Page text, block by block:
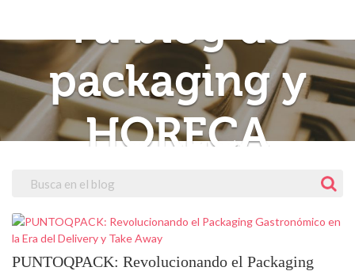
Tu blog de
packaging y
HORECA
PUNTOQPACK: Revolucionando el Packaging